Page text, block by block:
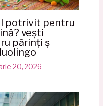
potrivit pentru
vești
părinți și
20, 2026